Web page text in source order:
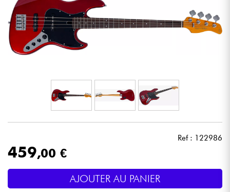
Home Studio
Casques
Eclairage
Batteries & Percu
Ref : 122986
459,00 €
AJOUTER AU PANIER